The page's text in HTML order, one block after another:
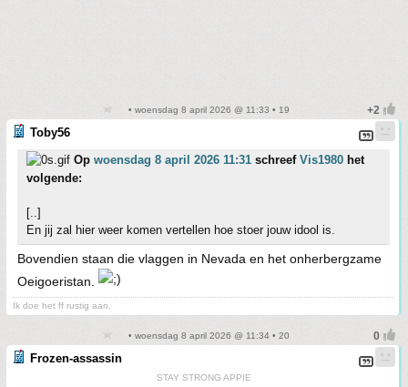
• woensdag 8 april 2026 @ 11:33 • 19
Toby56
Op woensdag 8 april 2026 11:31 schreef Vis1980 het
volgende:
[..]
En jij zal hier weer komen vertellen hoe stoer jouw idool is.
Bovendien staan die vlaggen in Nevada en het onherbergzame
Oeigoeristan.
Ik doe het ff rustig aan.
• woensdag 8 april 2026 @ 11:34 • 20
Frozen-assassin
STAY STRONG APPIE